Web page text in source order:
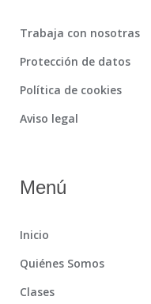
Trabaja con nosotras
Protección de datos
Política de cookies
Aviso legal
Menú
Inicio
Quiénes Somos
Clases